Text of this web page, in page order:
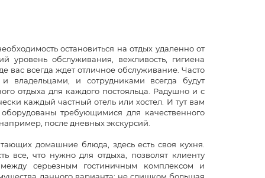
остановиться на отдых удаленно от
уровень обслуживания, вежливость, гигиена
вас всегда ждет отличное обслуживание. Часто
и сотрудниками всегда будут
отдыха для каждого постояльца. Радушно и с
каждый частный отель или хостел. И тут вам
требующимися для качественного
после дневных экскурсий.
домашние блюда, здесь есть своя кухня.
все, что нужно для отдыха, позволят клиенту
серьезным гостиничным комплексом и